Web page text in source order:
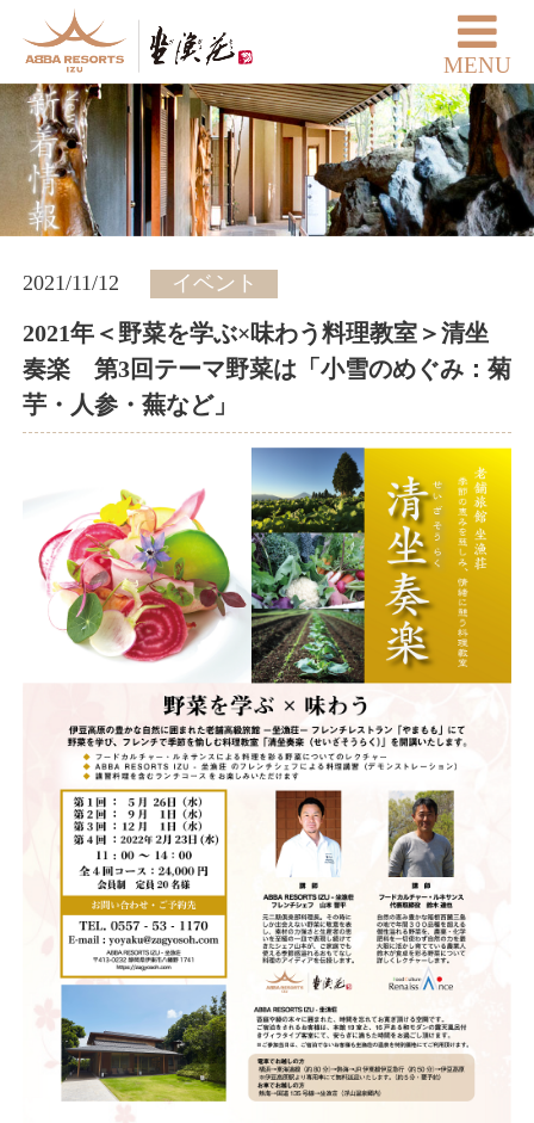
MENU
2021/11/12 イベント
2021年＜野菜を学ぶ×味わう料理教室＞清坐
奏楽 第3回テーマ野菜は「小雪のめぐみ：菊
芋・人参・蕪など」